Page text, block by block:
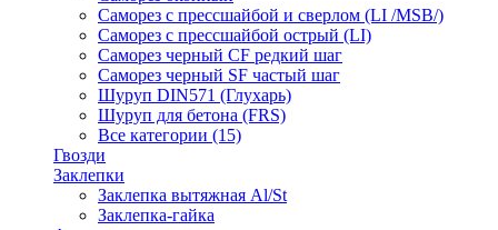
Саморез с прессшайбой и сверлом (LI /MSB/)
Саморез с прессшайбой острый (LI)
Саморез черный CF редкий шаг
Саморез черный SF частый шаг
Шуруп DIN571 (Глухарь)
Шуруп для бетона (FRS)
Все категории (15)
Гвозди
Заклепки
Заклепка вытяжная Al/St
Заклепка-гайка